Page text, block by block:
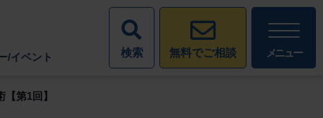
/イベント 検索 無料でご相談 メニュー
第1回】